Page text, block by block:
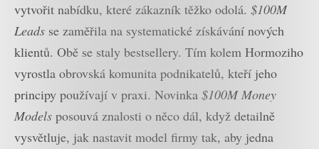
vytvořit nabídku, které zákazník těžko odolá. $100M
Leads se zaměřila na systematické získávání nových
klientů. Obě se staly bestsellery. Tím kolem Hormoziho
vyrostla obrovská komunita podnikatelů, kteří jeho
principy používají v praxi. Novinka $100M Money
Models posouvá znalosti o něco dál, když detailně
vysvětluje, jak nastavit model firmy tak, aby jedna